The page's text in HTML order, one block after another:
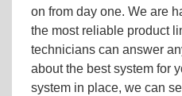
on from day one. We are
the most reliable product
technicians can answer
about the best system for
system in place, we can